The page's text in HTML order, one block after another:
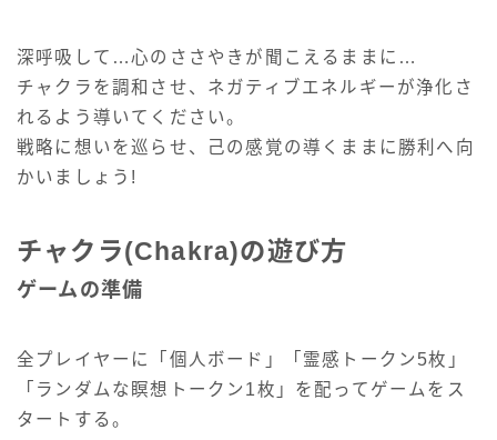
深呼吸して…心のささやきが聞こえるままに…
チャクラを調和させ、ネガティブエネルギーが浄化さ
れるよう導いてください。
戦略に想いを巡らせ、己の感覚の導くままに勝利へ向
かいましょう!
チャクラ(Chakra)の遊び方
ゲームの準備
全プレイヤーに「個人ボード」「霊感トークン5枚」
「ランダムな瞑想トークン1枚」を配ってゲームをス
タートする。